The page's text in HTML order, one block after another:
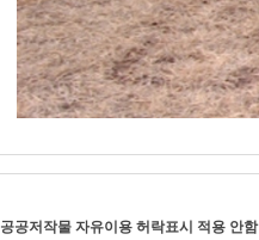
공공저작물 자유이용 허락표시 적용 안함